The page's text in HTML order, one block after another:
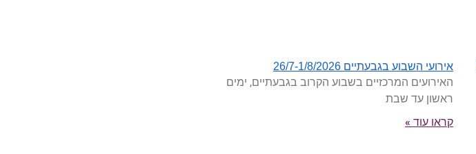
אירועי השבוע בגבעתיים 26/7-1/8/2026
האירועים המרכזיים בשבוע הקרוב בגבעתיים, ימים
ראשון עד שבת
קראו עוד »